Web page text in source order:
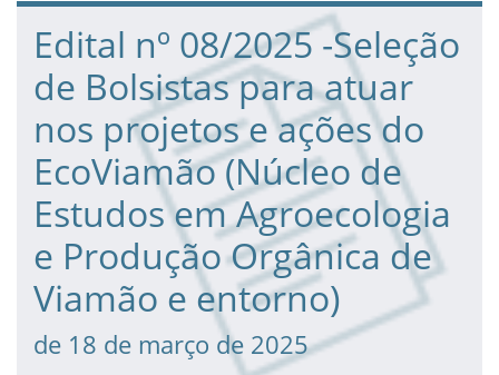
Fim da navegação
Início do conteúdo
Edital nº 08/2025 -Seleção
de Bolsistas para atuar
nos projetos e ações do
EcoViamão (Núcleo de
Estudos em Agroecologia
e Produção Orgânica de
Viamão e entorno)
de 18 de março de 2025